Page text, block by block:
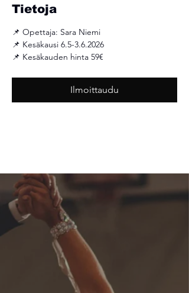
Tietoja
📌 Opettaja: Sara Niemi
📌 Kesäkausi 6.5-3.6.2026
📌 Kesäkauden hinta 59€
Ilmoittaudu